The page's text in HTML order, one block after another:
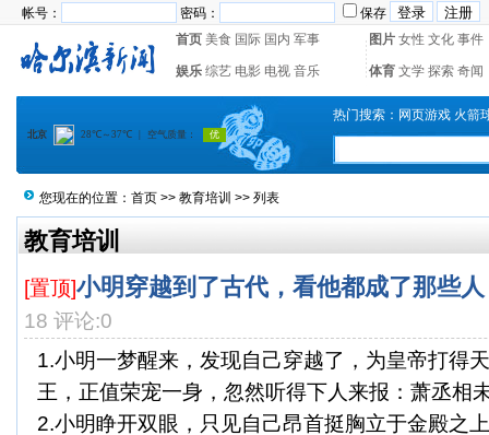
帐号： 密码：
保存
首页 美食 国际 国内 军事 图片 女性 文化 事件
娱乐 综艺 电影 电视 音乐 体育 文学 探索 奇闻
热门搜索： 网页游戏 火箭
您现在的位置： 首页 >> 教育培训 >> 列表
教育培训
[置顶]小明穿越到了古代，看他都成了那些
18 评论:0
1.小明一梦醒来，发现自己穿越了，为皇帝打得
王，正值荣宠一身，忽然听得下人来报：萧丞
2.小明睁开双眼，只见自己昂首挺胸立于金殿之